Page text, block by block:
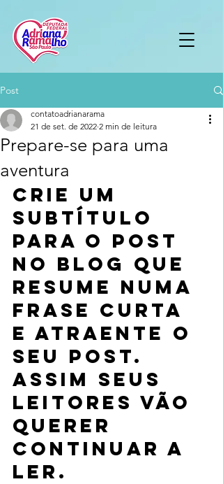
Post
Prepare-se para uma
aventura
contatoadrianarama
21 de set. de 2022 2 min de leitura
Crie um
subtítulo
para o post
no blog que
resume numa
frase curta
e atraente o
seu post.
Assim seus
leitores vão
querer
continuar a
ler.